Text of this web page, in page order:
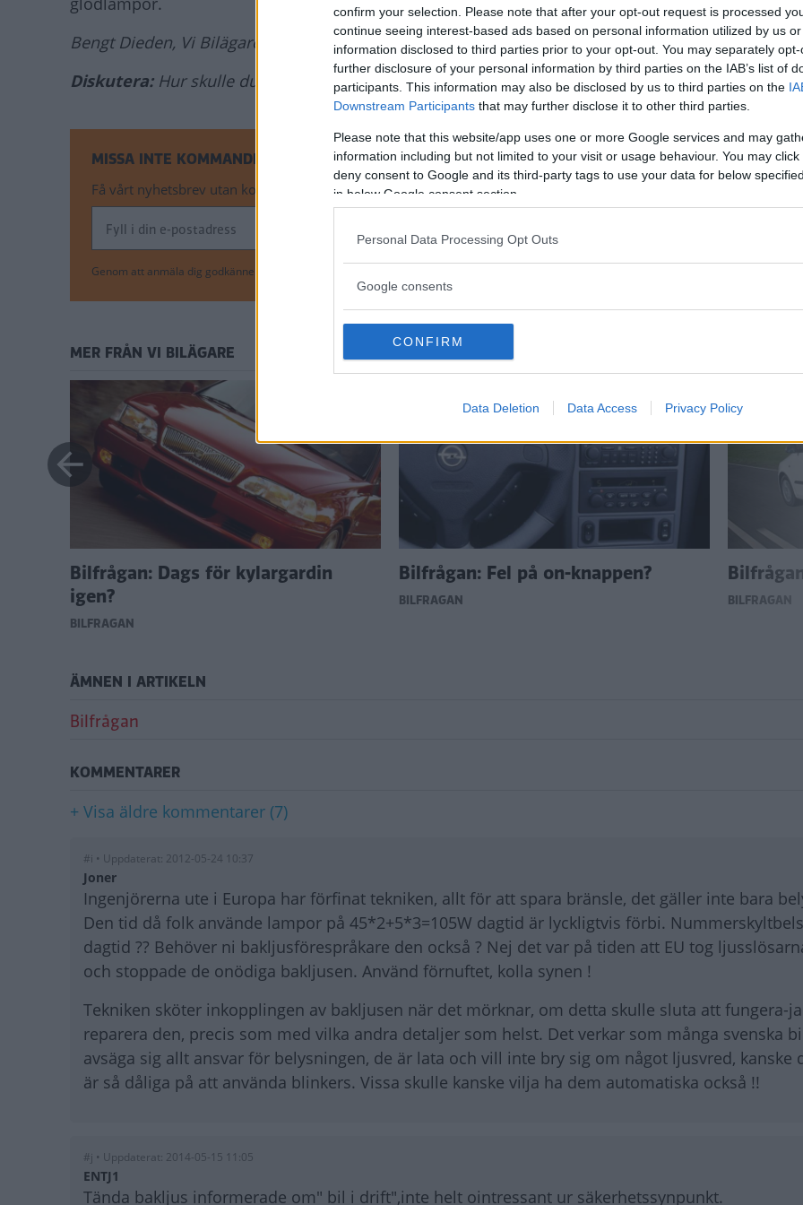
confirm your selection. Please note that after your opt-out request is processed
continue seeing interest-based ads based on personal information utilized by us
information disclosed to third parties prior to your opt-out. You may separately
further disclosure of your personal information by third parties on the IAB’s list of
participants. This information may also be disclosed by us to third parties on the
Downstream Participants that may further disclose it to other third parties.
Please note that this website/app uses one or more Google services and may
information including but not limited to your visit or usage behaviour. You may
deny consent to Google and its third-party tags to use your data for below
in below Google consent section.
Personal Data Processing Opt Outs
Google consents
CONFIRM
Data Deletion Data Access Privacy Policy
Bengt Dieden, Vi Bilägare
Diskutera:Hur skulle du svara på frågan?
MISSA INTE KOMMANDE ARTIKLAR OM BILFRÅGAN
Få vårt nyhetsbrev utan kostnad
Genom att anmäla dig godkänner du OK-förlagets
MER FRÅN VI BILÄGARE
Bilfrågan: Dags för kylargardin
igen?
BILFRÅGAN
Bilfrågan: Fel på on-knappen?
BILFRÅGAN BILFRÅGAN
ÄMNEN I ARTIKELN
Bilfrågan
KOMMENTARER
+ Visa äldre kommentarer (7)
#i • Uppdaterat: 2012-05-24 10:37
Joner
Ingenjörerna ute i Europa har förfinat tekniken, allt för att spara bränsle, det gäller inte bara
Den tid då folk använde lampor på 45*2+5*3=105W dagtid är lyckligtvis förbi.
dagtid ?? Behöver ni bakljusförespråkare den också ? Nej det var på tiden att EU tog
och stoppade de onödiga bakljusen. Använd förnuftet, kolla synen !
Tekniken sköter inkopplingen av bakljusen när det mörknar, om detta skulle sluta att fungera-
reparera den, precis som med vilka andra detaljer som helst. Det verkar som många svenska
avsäga sig allt ansvar för belysningen, de är lata och vill inte bry sig om något ljusvred, kanske
är så dåliga på att använda blinkers. Vissa skulle kanske vilja ha dem automatiska också !!
#j • Uppdaterat: 2014-05-15 11:05
ENTJ1
Tända bakljus informerade om" bil i drift",inte helt ointressant ur säkerhetssynpunkt.